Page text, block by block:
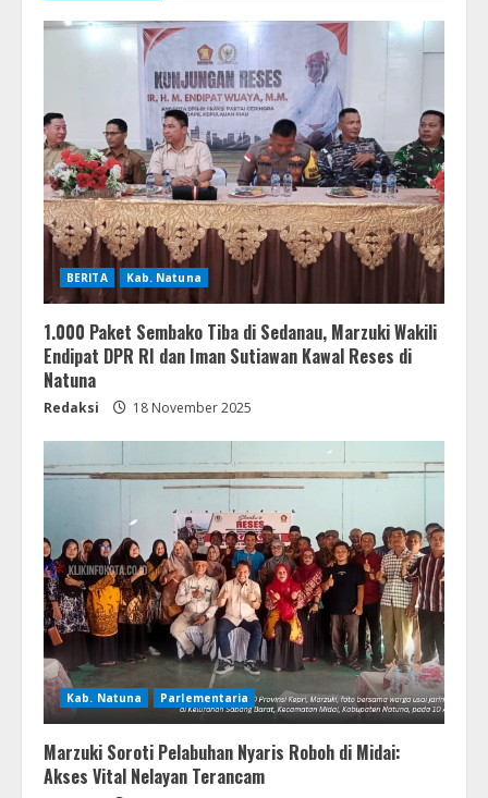
BERITA Kab. Natuna
1.000 Paket Sembako Tiba di Sedanau, Marzuki Wakili
Endipat DPR RI dan Iman Sutiawan Kawal Reses di
Natuna
Redaksi 18 November 2025
Kab. Natuna Parlementaria
Marzuki Soroti Pelabuhan Nyaris Roboh di Midai:
Akses Vital Nelayan Terancam